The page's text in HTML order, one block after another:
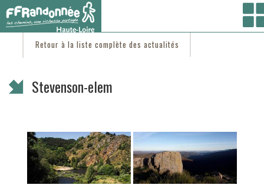
Vous êtes ici :Accueil/C'est d'actu
Retour à la liste complète des actualités
Stevenson-elem